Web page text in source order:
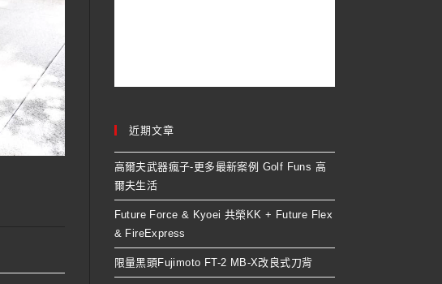
近期文章
高爾夫武器瘋子-更多最新案例 Golf Funs 高
爾夫生活
Future Force & Kyoei 共榮KK + Future Flex
& FireExpress
限量黑頭Fujimoto FT-2 MB-X改良式刀背